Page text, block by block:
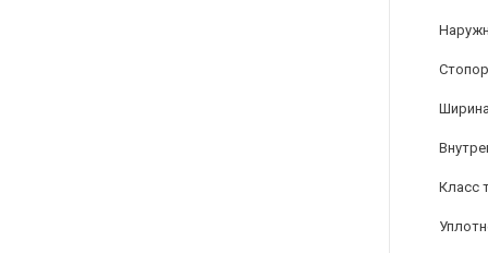
Класс